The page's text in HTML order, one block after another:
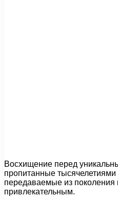
Восхищение перед
пропитанные
передаваемые из поколения
привлекательным.